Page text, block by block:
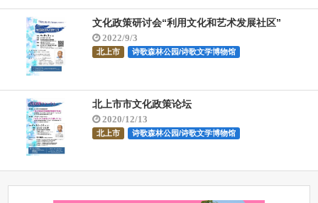
文化政策研讨会“利用文化和艺术发展社区”
2022/9/3
北上市 诗歌森林公园/诗歌文学博物馆
北上市市文化政策论坛
2020/12/13
北上市 诗歌森林公园/诗歌文学博物馆